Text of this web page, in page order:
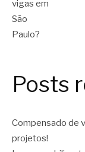
Posts
Compensado de
projetos!